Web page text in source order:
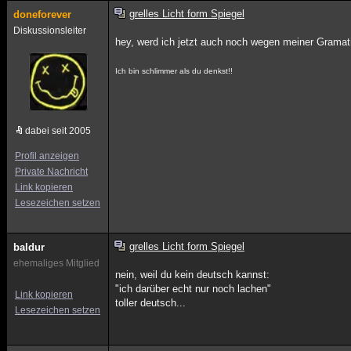
doneforever
Diskussionsleiter
dabei seit 2005
Profil anzeigen
Private Nachricht
Link kopieren
Lesezeichen setzen
grelles Licht form Spiegel
hey, werd ich jetzt auch noch wegen meiner
Ich bin schlimmer als du denkst!!
baldur
ehemaliges Mitglied
Link kopieren
Lesezeichen setzen
grelles Licht form Spiegel
nein, weil du kein deutsch kannst:
"ich darüber echt nur noch lachen"
toller deutsch...